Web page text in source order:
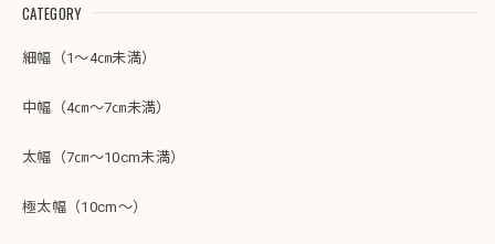
CATEGORY
細幅（1～4㎝未満）
中幅（4㎝～7㎝未満）
太幅（7㎝～10cm未満）
極太幅（10cm～）